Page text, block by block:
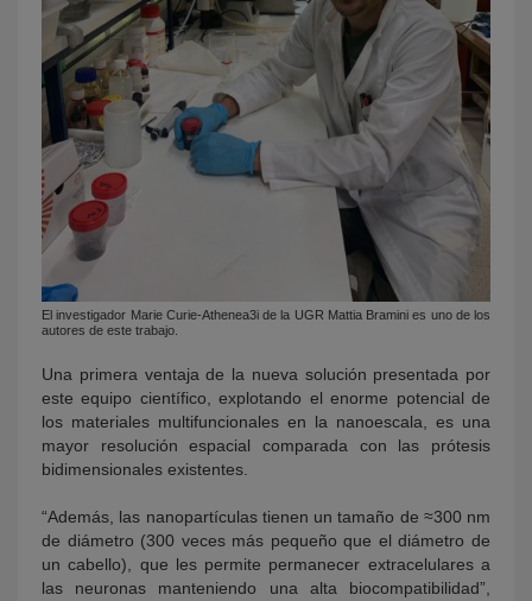
El investigador Marie Curie-Athenea3i de la UGR Mattia Bramini es uno de los
autores de este trabajo.
Una primera ventaja de la nueva solución presentada por
este equipo científico, explotando el enorme potencial de
los materiales multifuncionales en la nanoescala, es una
mayor resolución espacial comparada con las prótesis
bidimensionales existentes.
“Además, las nanopartículas tienen un tamaño de ≈300 nm
de diámetro (300 veces más pequeño que el diámetro de
un cabello), que les permite permanecer extracelulares a
las neuronas manteniendo una alta biocompatibilidad”,